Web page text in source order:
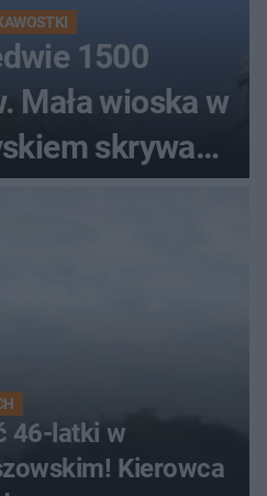
1500
Mała wioska w
skrywa
tu nawet król
46-latki w
Kierowca